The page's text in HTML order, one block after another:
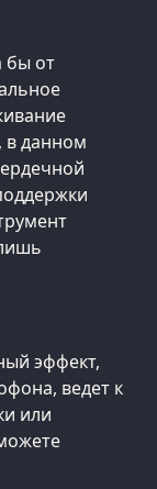
бы от
в данном
эффект,
ведет к
или